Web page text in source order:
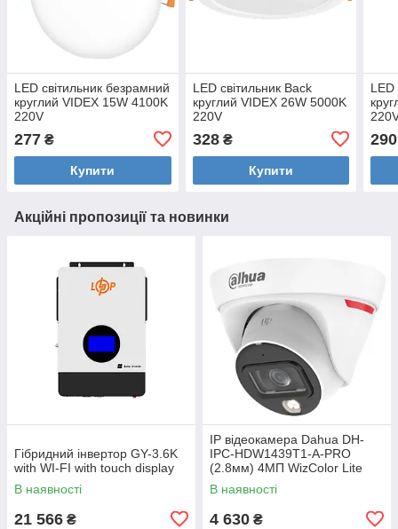
LED світильник безрамний
круглий VIDEX 15W 4100K
220V
277 ₴
Купити
LED світильник Back
круглий VIDEX 26W 5000K
220V
328₴
Купити
LED
290
Акційні пропозиції та новинки
Гібридний інвертор GY-3.6K
with WI-FI with touch display
В наявності
21 566 ₴
IP відеокамера Dahua DH-
IPC-HDW1439T1-A-PRO
(2.8мм) 4МП WizColor Lite
В наявності
4 630 ₴